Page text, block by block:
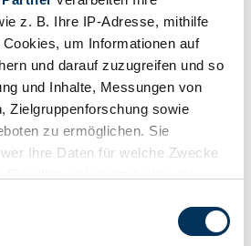
z. B. Ihre IP-Adresse, mithilfe
um Informationen auf
und darauf zuzugreifen und so
und Inhalte, Messungen von
Zielgruppenforschung sowie
zu ermöglichen. Sie
Ihre Daten für welche Zwecke
oder widerrufen